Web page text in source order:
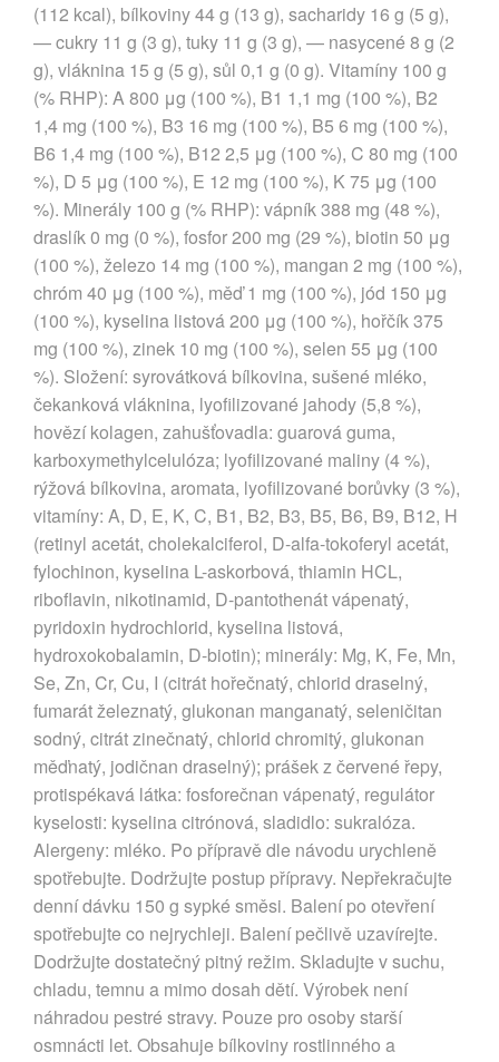
(112 kcal), bílkoviny 44 g (13 g), sacharidy 16 g (5 g),
— cukry 11 g (3 g), tuky 11 g (3 g), — nasycené 8 g (2
g), vláknina 15 g (5 g), sůl 0,1 g (0 g). Vitamíny 100 g
(% RHP): A 800 μg (100 %), B1 1,1 mg (100 %), B2
1,4 mg (100 %), B3 16 mg (100 %), B5 6 mg (100 %),
B6 1,4 mg (100 %), B12 2,5 μg (100 %), C 80 mg (100
%), D 5 μg (100 %), E 12 mg (100 %), K 75 μg (100
%). Minerály 100 g (% RHP): vápník 388 mg (48 %),
draslík 0 mg (0 %), fosfor 200 mg (29 %), biotin 50 μg
(100 %), železo 14 mg (100 %), mangan 2 mg (100 %),
chróm 40 μg (100 %), měď 1 mg (100 %), jód 150 μg
(100 %), kyselina listová 200 μg (100 %), hořčík 375
mg (100 %), zinek 10 mg (100 %), selen 55 μg (100
%). Složení: syrovátková bílkovina, sušené mléko,
čekanková vláknina, lyofilizované jahody (5,8 %),
hovězí kolagen, zahušťovadla: guarová guma,
karboxymethylcelulóza; lyofilizované maliny (4 %),
rýžová bílkovina, aromata, lyofilizované borůvky (3 %),
vitamíny: A, D, E, K, C, B1, B2, B3, B5, B6, B9, B12, H
(retinyl acetát, cholekalciferol, D-alfa-tokoferyl acetát,
fylochinon, kyselina L-askorbová, thiamin HCL,
riboflavin, nikotinamid, D-pantothenát vápenatý,
pyridoxin hydrochlorid, kyselina listová,
hydroxokobalamin, D-biotin); minerály: Mg, K, Fe, Mn,
Se, Zn, Cr, Cu, I (citrát hořečnatý, chlorid draselný,
fumarát železnatý, glukonan manganatý, seleničitan
sodný, citrát zinečnatý, chlorid chromitý, glukonan
měďnatý, jodičnan draselný); prášek z červené řepy,
protispékavá látka: fosforečnan vápenatý, regulátor
kyselosti: kyselina citrónová, sladidlo: sukralóza.
Alergeny: mléko. Po přípravě dle návodu urychleně
spotřebujte. Dodržujte postup přípravy. Nepřekračujte
denní dávku 150 g sypké směsi. Balení po otevření
spotřebujte co nejrychleji. Balení pečlivě uzavírejte.
Dodržujte dostatečný pitný režim. Skladujte v suchu,
chladu, temnu a mimo dosah dětí. Výrobek není
náhradou pestré stravy. Pouze pro osoby starší
osmnácti let. Obsahuje bílkoviny rostlinného a